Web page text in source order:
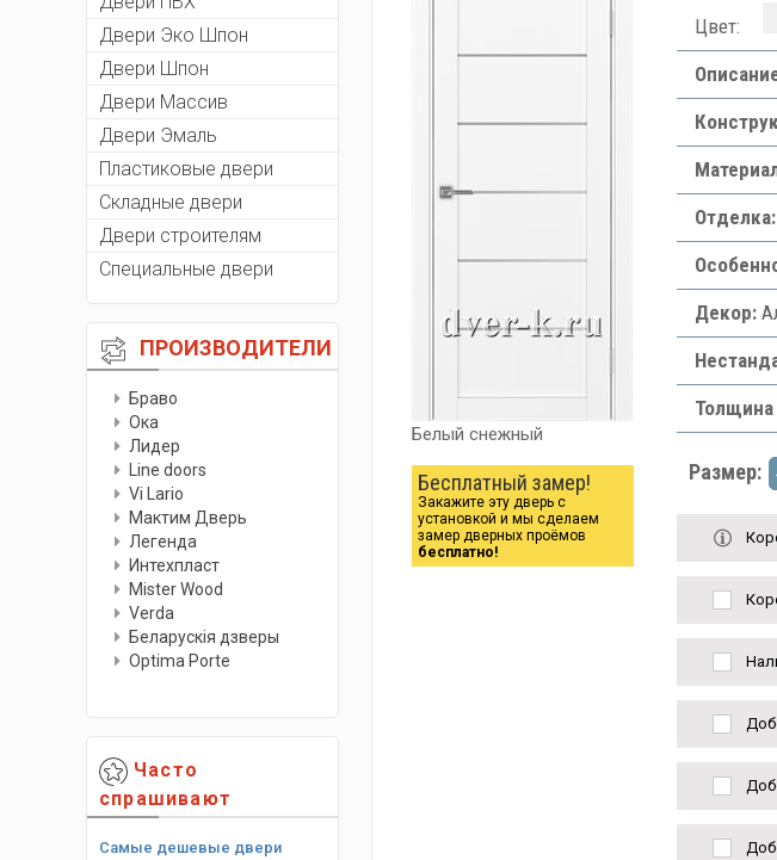
Двери Эко Шпон
Двери Шпон
Двери Массив
Двери Эмаль
Пластиковые двери
Складные двери
Двери строителям
Специальные двери
ПРОИЗВОДИТЕЛИ
Браво
Ока
Лидер
Line doors
Vi Lario
Мактим Дверь
Легенда
Интехпласт
Мister Wood
Verda
Беларускiя дзверы
Optima Porte
Часто
спрашивают
Самые дешевые двери
Белый снежный
Бесплатный замер!
Закажите эту дверь с
установкой и мы сделаем
замер дверных проёмов
бесплатно!
Цвет:
Отделка:
Декор:
Толщина
Размер: